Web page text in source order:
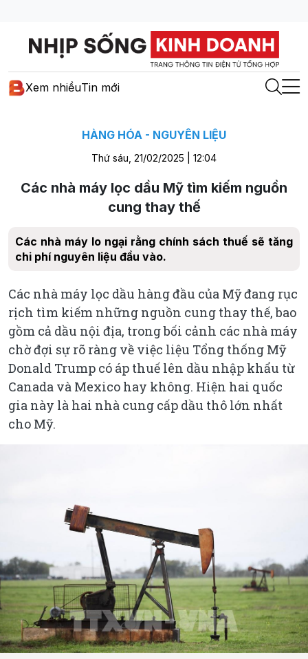
Xem nhiềuTin mới
HÀNG HÓA - NGUYÊN LIỆU
Thứ sáu, 21/02/2025 | 12:04
Các nhà máy lọc dầu Mỹ tìm kiếm nguồn
cung thay thế
Các nhà máy lo ngại rằng chính sách thuế sẽ tăng
chi phí nguyên liệu đầu vào.
Các nhà máy lọc dầu hàng đầu của Mỹ đang rục
rịch tìm kiếm những nguồn cung thay thế, bao
gồm cả dầu nội địa, trong bối cảnh các nhà máy
chờ đợi sự rõ ràng về việc liệu Tổng thống Mỹ
Donald Trump có áp thuế lên dầu nhập khẩu từ
Canada và Mexico hay không. Hiện hai quốc
gia này là hai nhà cung cấp dầu thô lớn nhất
cho Mỹ.